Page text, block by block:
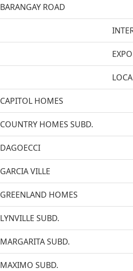
BARANGAY ROAD
CAPITOL HOMES
COUNTRY HOMES SUBD.
DAGOECCI
GARCIA VILLE
GREENLAND HOMES
LYNVILLE SUBD.
MARGARITA SUBD.
MAXIMO SUBD.